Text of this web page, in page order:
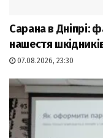
Сарана в Дніпрі:
нашестя
07.08.2026, 23:30